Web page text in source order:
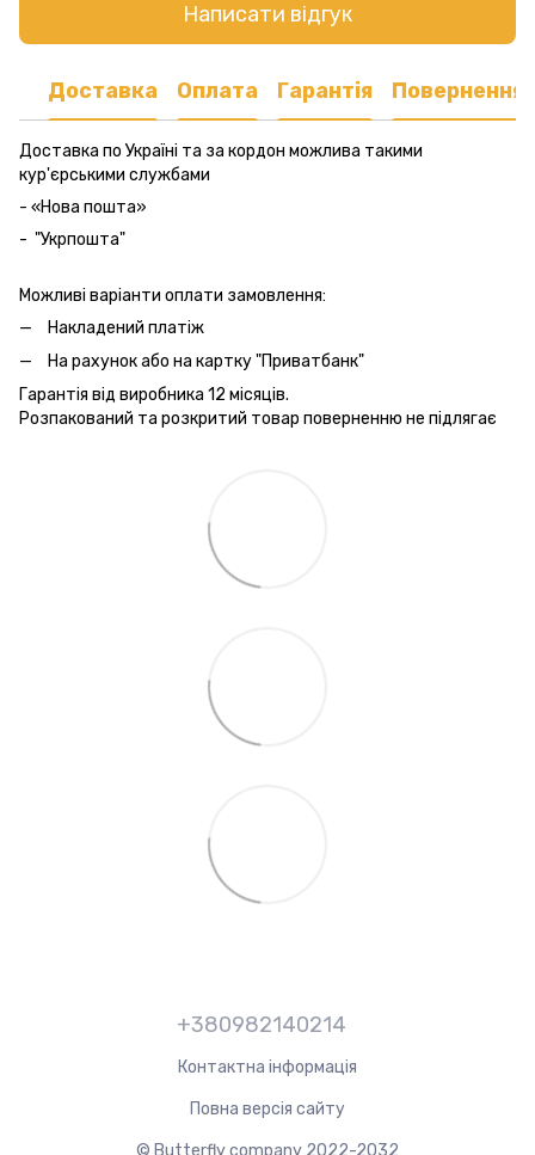
Написати відгук
Доставка Оплата Гарантія Повернення
Доставка по Україні та за кордон можлива такими
кур'єрськими службами
- «Нова пошта»
- "Укрпошта"
Можливі варіанти оплати замовлення:
Накладений платіж
На рахунок або на картку "Приватбанк"
Гарантія від виробника 12 місяців.
Розпакований та розкритий товар поверненню не підлягає
+380982140214
Контактна інформація
Повна версія сайту
© Butterfly company 2022-2032